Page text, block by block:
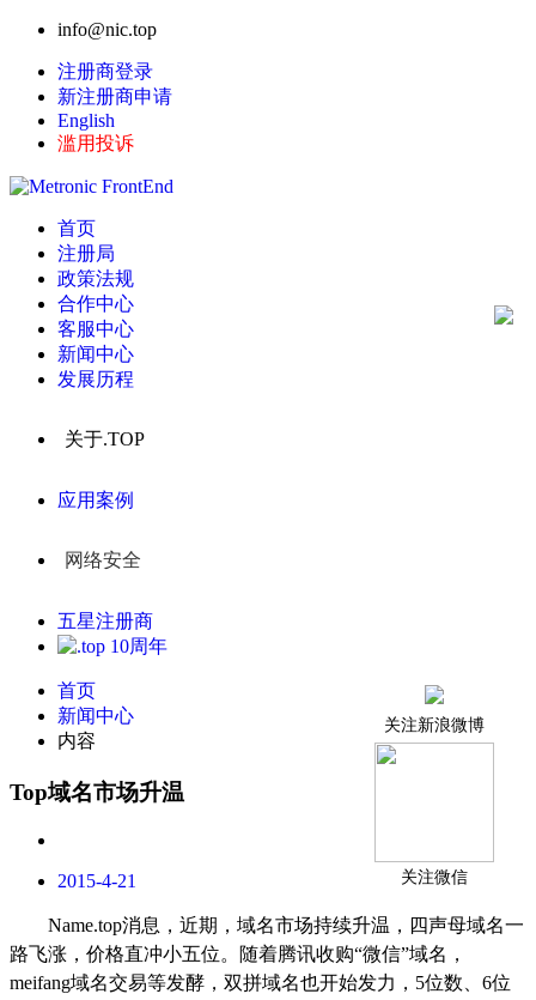
info@nic.top
注册商登录
新注册商申请
English
滥用投诉
首页
注册局
政策法规
合作中心
客服中心
新闻中心
发展历程
关于.TOP
应用案例
网络安全
五星注册商
关注新浪微博
关注微信
首页
新闻中心
内容
Top域名市场升温
2015-4-21
Name.top消息，近期，域名市场持续升温，四声母域名一
路飞涨，价格直冲小五位。随着腾讯收购“微信”域名，
meifang域名交易等发酵，双拼域名也开始发力， 5位数、 6位